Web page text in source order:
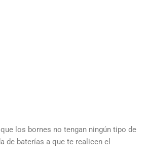
los bornes no tengan ningún tipo de
de baterías a que te realicen el